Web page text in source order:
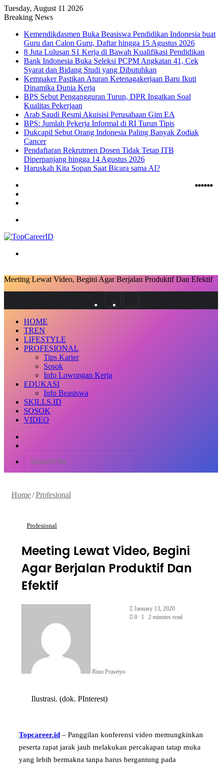
Tuesday, August 11 2026
Breaking News
Kemendikdasmen Buka Beasiswa Pendidikan Indonesia buat
Guru dan Calon Guru, Daftar hingga 15 Agustus 2026
8 Juta Lulusan S1 Kerja di Bawah Kualifikasi Pendidikan
Bank Indonesia Buka Seleksi PCPM Angkatan 41, Cek
Syarat dan Bidang Studi yang Dibutuhkan
Kemnaker Pastikan Aturan Ketenagakerjaan Baru Ikuti
Dinamika Dunia Kerja
BPS Sebut Pengangguran Turun, DPR Ingatkan Soal
Kualitas Pekerjaan
Arab Saudi Resmi Akuisisi Perusahaan Gim EA
BPS: Jumlah Pekerja Informal di RI Turun Tipis
Dukcapil Sebut Orang Indonesia Paling Banyak Zodiak
Cancer
Pendaftaran Rekrutmen Dosen Tidak Tetap ITB
Diperpanjang hingga 14 Agustus 2026
Haruskah Kita Sopan Saat Bicara sama AI?
RSS
Meeting Lewat Video, Begini Agar Berjalan Produktif Dan Efektif
HOME
TREN
LIFESTYLE
PROFESIONAL
Tips Karier
Sosok
Info Lowongan Kerja
EDUKASI
Info Beasiswa
SKILLS.ID
SOSOK
VIDEO
Home/Profesional
Profesional
Meeting Lewat Video, Begini
Agar Berjalan Produktif Dan
Efektif
Rino Prasetyo
Send
an
January 13, 2020
0
1 2 minutes read
Ilustrasi. (dok. PInterest)
Topcareer.id – Panggilan konferensi video memungkinkan
peserta rapat jarak jauh melakukan percakapan tatap muka
yang lebih bermakna tanpa harus bergantung pada